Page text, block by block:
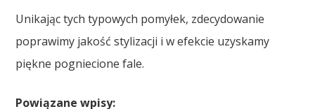
Unikając tych typowych pomyłek, zdecydowanie
poprawimy jakość stylizacji i w efekcie uzyskamy
piękne pogniecione fale.
Powiązane wpisy: